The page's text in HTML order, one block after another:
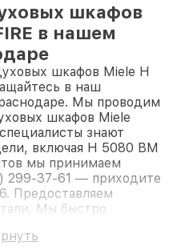
шкафов
в нашем
шкафов Miele H
в наш
Мы проводим
шкафов Miele
знают
включая H 5080 BM
мы принимаем
299-37-61 — приходите
Предоставляем
Мы быстро